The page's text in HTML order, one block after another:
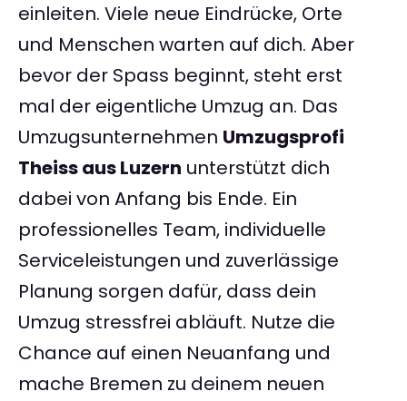
einleiten. Viele neue Eindrücke, Orte
und Menschen warten auf dich. Aber
bevor der Spass beginnt, steht erst
mal der eigentliche Umzug an. Das
Umzugsunternehmen Umzugsprofi
Theiss aus Luzern unterstützt dich
dabei von Anfang bis Ende. Ein
professionelles Team, individuelle
Serviceleistungen und zuverlässige
Planung sorgen dafür, dass dein
Umzug stressfrei abläuft. Nutze die
Chance auf einen Neuanfang und
mache Bremen zu deinem neuen